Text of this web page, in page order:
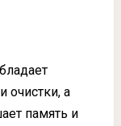
очистки, а
память и